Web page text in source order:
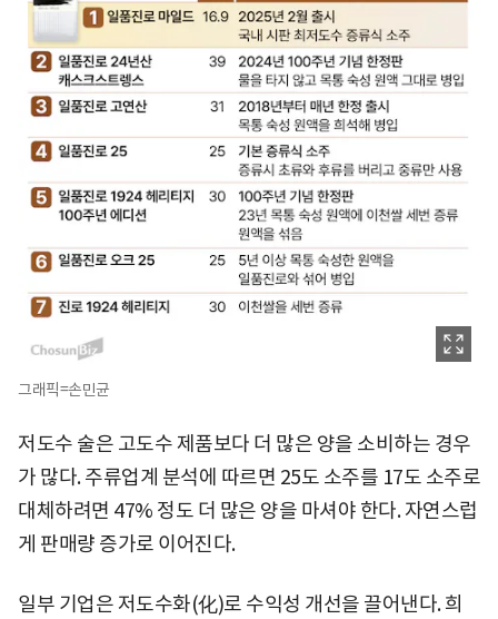
그래픽=손민균
저도수 술은 고도수 제품보다 더 많은 양을 소비하는 경우
가 많다. 주류업계 분석에 따르면 25도 소주를 17도 소주로
대체하려면 47% 정도 더 많은 양을 마셔야 한다. 자연스럽
게 판매량 증가로 이어진다.
일부 기업은 저도수화(化)로 수익성 개선을 끌어낸다. 희